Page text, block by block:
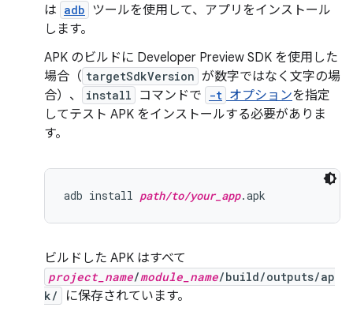
は adb ツールを使用して、アプリをインストール
します。
APK のビルドに Developer Preview SDK を使用した
場合（ targetSdkVersion が数字ではなく文字の場
合）、
install コマンドで -t オプションを指定
してテスト APK をインストールする必要がありま
す。
adb install path/to/your_app
ビルドした APK はすべて
project_name/module_name/build/outputs/ap
k/
に保存されています。